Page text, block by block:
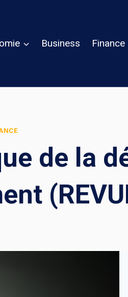
Business Finance
de la